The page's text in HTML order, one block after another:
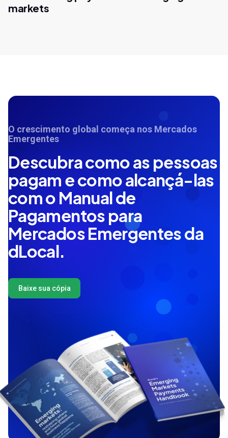
markets
O crescimento global começa nos Mercados
Emergentes
Descubra como as pessoas
pagam e como alcançá-las
com o Manual de
Pagamentos para
Mercados Emergentes da
dLocal.
Baixe sua cópia